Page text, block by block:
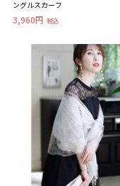
ングルスカーフ
3,960円 税込